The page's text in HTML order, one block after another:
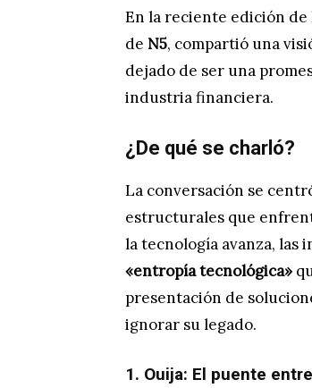
En la reciente edición de
de N5, compartió una
dejado de ser una
industria financiera.
¿De qué se charló?
La conversación se
estructurales que
la tecnología avanza, las
«entropía tecnológica»
presentación de
ignorar su legado.
1. Ouija: El puente